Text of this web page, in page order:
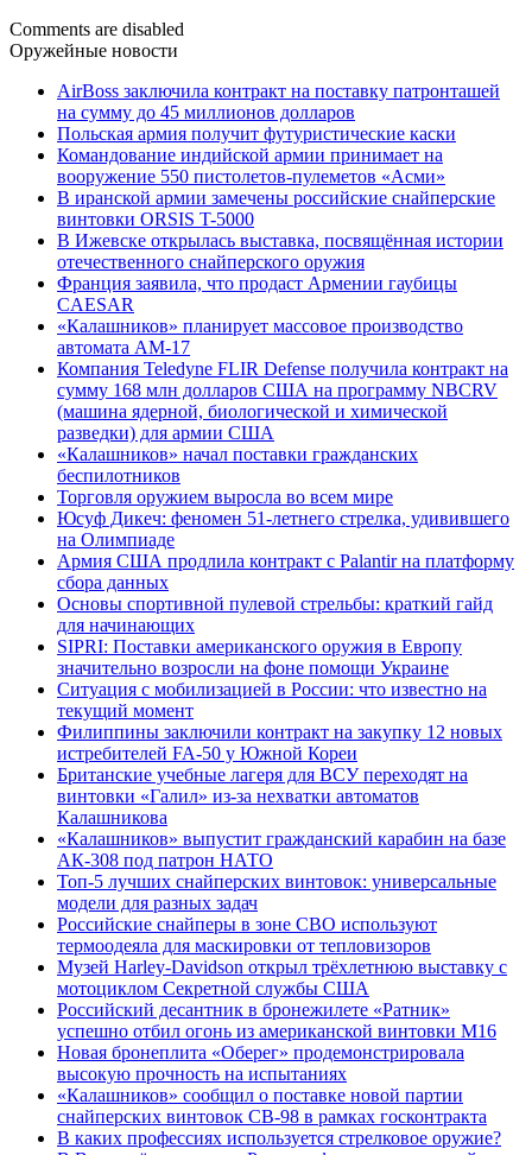
Comments are disabled
Оружейные новости
AirBoss заключила контракт на поставку патронташей
на сумму до 45 миллионов долларов
Польская армия получит футуристические каски
Командование индийской армии принимает на
вооружение 550 пистолетов-пулеметов «Асми»
В иранской армии замечены российские снайперские
винтовки ORSIS T-5000
В Ижевске открылась выставка, посвящённая истории
отечественного снайперского оружия
Франция заявила, что продаст Армении гаубицы
CAESAR
«Калашников» планирует массовое производство
автомата АМ-17
Компания Teledyne FLIR Defense получила контракт на
сумму 168 млн долларов США на программу NBCRV
(машина ядерной, биологической и химической
разведки) для армии США
«Калашников» начал поставки гражданских
беспилотников
Торговля оружием выросла во всем мире
Юсуф Дикеч: феномен 51-летнего стрелка, удивившего
на Олимпиаде
Армия США продлила контракт с Palantir на платформу
сбора данных
Основы спортивной пулевой стрельбы: краткий гайд
для начинающих
SIPRI: Поставки американского оружия в Европу
значительно возросли на фоне помощи Украине
Ситуация с мобилизацией в России: что известно на
текущий момент
Филиппины заключили контракт на закупку 12 новых
истребителей FA-50 у Южной Кореи
Британские учебные лагеря для ВСУ переходят на
винтовки «Галил» из-за нехватки автоматов
Калашникова
«Калашников» выпустит гражданский карабин на базе
АК-308 под патрон НАТО
Топ-5 лучших снайперских винтовок: универсальные
модели для разных задач
Российские снайперы в зоне СВО используют
термоодеяла для маскировки от тепловизоров
Музей Harley-Davidson открыл трёхлетнюю выставку с
мотоциклом Секретной службы США
Российский десантник в бронежилете «Ратник»
успешно отбил огонь из американской винтовки М16
Новая бронеплита «Оберег» продемонстрировала
высокую прочность на испытаниях
«Калашников» сообщил о поставке новой партии
снайперских винтовок СВ‑98 в рамках госконтракта
В каких профессиях используется стрелковое оружие?